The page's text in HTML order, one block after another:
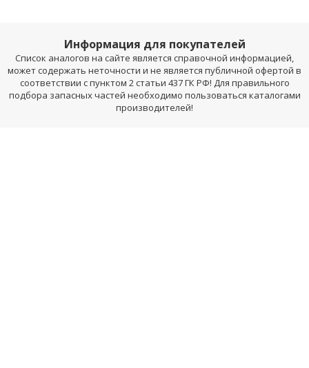
Информация для покупателей
Список аналогов на сайте является справочной информацией,
может содержать неточности и не является публичной офертой в
соответствии с пунктом 2 статьи 437 ГК РФ! Для правильного
подбора запасных частей необходимо пользоваться каталогами
производителей!